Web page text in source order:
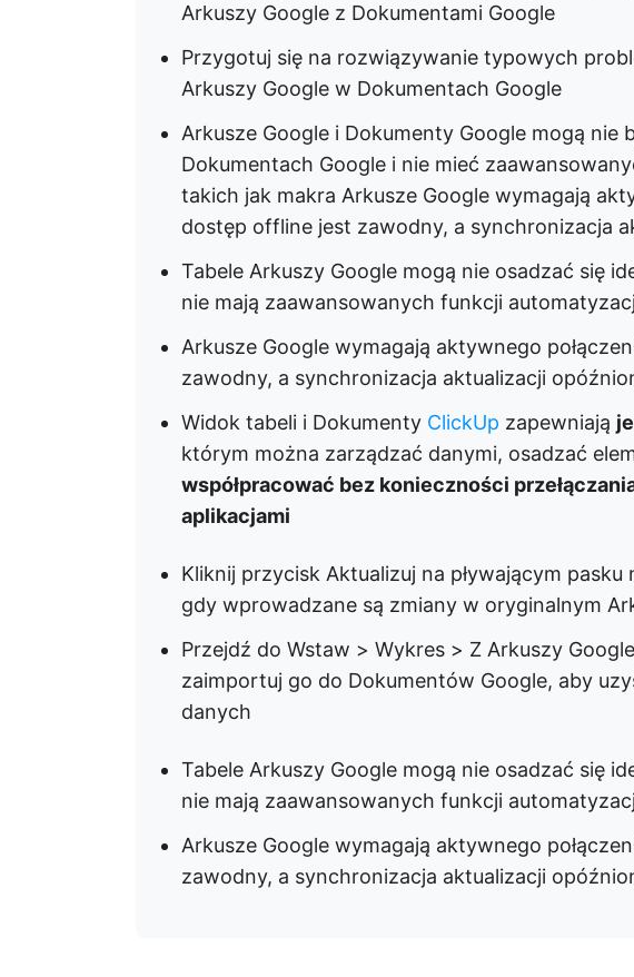
Arkuszy Google z Dokumentami Google
Przygotuj się na rozwiązywanie typowych
Arkuszy Google w Dokumentach Google
Arkusze Google i Dokumenty Google mogą nie
Dokumentach Google i nie mieć
takich jak makra Arkusze Google wymagają
dostęp offline jest zawodny, a synchronizacja
Tabele Arkuszy Google mogą nie osadzać się
nie mają zaawansowanych funkcji
Arkusze Google wymagają aktywnego
zawodny, a synchronizacja aktualizacji
Widok tabeli i Dokumenty ClickUp zapewniają
którym można zarządzać danymi, osadzać
współpracować bez konieczności
aplikacjami
Kliknij przycisk Aktualizuj na pływającym
gdy wprowadzane są zmiany w oryginalnym
Przejdź do Wstaw > Wykres > Z Arkuszy
zaimportuj go do Dokumentów Google, aby
danych
Tabele Arkuszy Google mogą nie osadzać się
nie mają zaawansowanych funkcji
Arkusze Google wymagają aktywnego
zawodny, a synchronizacja aktualizacji